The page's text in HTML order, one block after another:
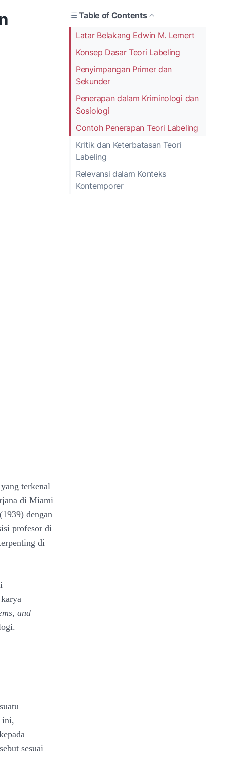
Table of Contents
Latar Belakang Edwin M. Lemert
Konsep Dasar Teori Labeling
Penyimpangan Primer dan
Sekunder
Penerapan dalam Kriminologi dan
Sosiologi
Contoh Penerapan Teori Labeling
Kritik dan Keterbatasan Teori
Labeling
Relevansi dalam Konteks
Kontemporer
terkenal
di Miami
dengan
profesor di
di
and
ini,
sesuai